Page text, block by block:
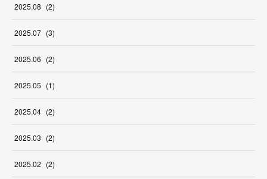
2025.08 (2)
2025.07 (3)
2025.06 (2)
2025.05 (1)
2025.04 (2)
2025.03 (2)
2025.02 (2)